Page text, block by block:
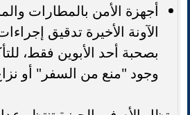
أجهزة الأمن بالمطارات
الآونة الأخيرة تدقيق
بصحبة أحد الأبوين فقط،
وجود "منع من السفر" أو